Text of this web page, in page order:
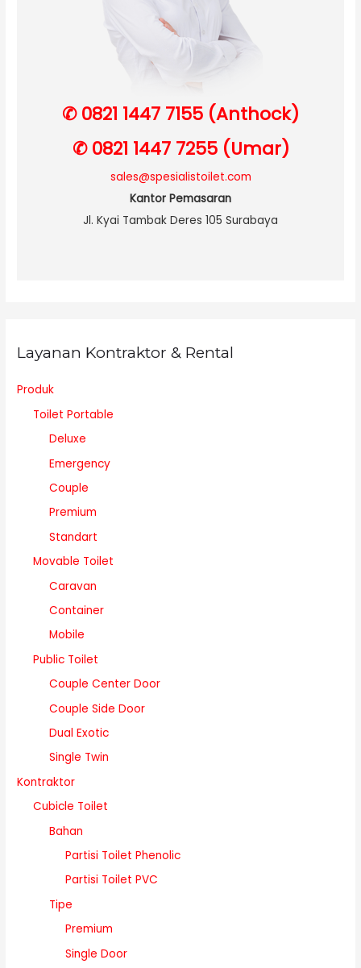
✆ 0821 1447 7155 (Anthock)
✆ 0821 1447 7255 (Umar)
sales@spesialistoilet.com
Kantor Pemasaran
Jl. Kyai Tambak Deres 105 Surabaya
Layanan Kontraktor & Rental
Produk
Toilet Portable
Deluxe
Emergency
Couple
Premium
Standart
Movable Toilet
Caravan
Container
Mobile
Public Toilet
Couple Center Door
Couple Side Door
Dual Exotic
Single Twin
Kontraktor
Cubicle Toilet
Bahan
Partisi Toilet Phenolic
Partisi Toilet PVC
Tipe
Premium
Single Door